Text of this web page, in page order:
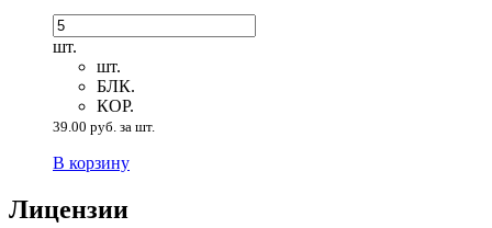
шт.
шт.
БЛК.
КОР.
39.00 руб. за шт.
В корзину
Лицензии